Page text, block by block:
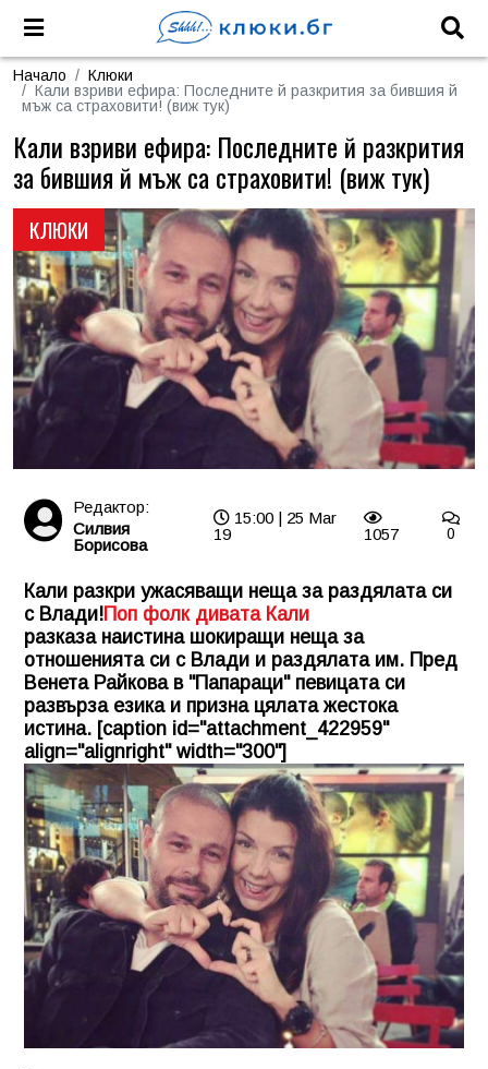
Начало
Клюки
Кали взриви ефира: Последните й разкрития за бившия й
мъж са страховити! (виж тук)
КЛЮКИ
Кали взриви ефира: Последните й разкрития
за бившия й мъж са страховити! (виж тук)
Редактор:
Силвия
Борисова
15:00 | 25 Mar
19
1057 0
Кали разкри ужасяващи неща за раздялата си
с Влади!Поп фолк дивата Кали
разказа наистина шокиращи неща за
отношенията си с Влади и раздялата им. Пред
Венета Райкова в "Папараци" певицата си
развърза езика и призна цялата жестока
истина. [caption id="attachment_422959"
align="alignright" width="300"]